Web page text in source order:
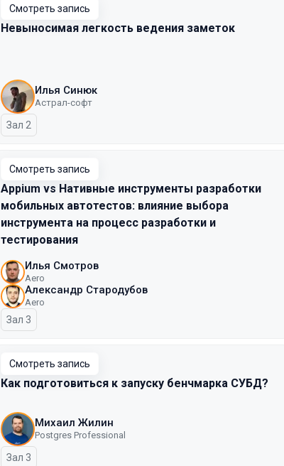
Смотреть запись
Невыносимая легкость ведения заметок
Илья Синюк
Астрал-софт
Зал 2
Смотреть запись
Appium vs Нативные инструменты разработки
мобильных автотестов: влияние выбора
инструмента на процесс разработки и
тестирования
Илья Смотров
Aero
Александр Стародубов
Aero
Зал 3
Смотреть запись
Как подготовиться к запуску бенчмарка СУБД?
Михаил Жилин
Postgres Professional
Зал 3